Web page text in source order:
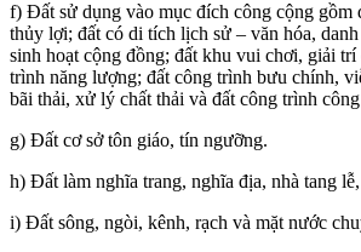
f) Đất sử dụng vào mục đích công cộng gồm
thủy lợi; đất có di tích lịch sử – văn hóa,
sinh hoạt cộng đồng; đất khu vui chơi, giải
trình năng lượng; đất công trình bưu chính,
bãi thải, xử lý chất thải và đất công trình
g) Đất cơ sở tôn giáo, tín ngưỡng.
h) Đất làm nghĩa trang, nghĩa địa, nhà tang
i) Đất sông, ngòi, kênh, rạch và mặt nước